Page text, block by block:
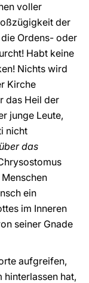
voller
der
Ordens- oder
Habt keine
Nichts wird
Kirche
das Heil der
junge Leute,
nicht
das
ein
im Inneren
seiner Gnade
aufgreifen,
hinterlassen hat,